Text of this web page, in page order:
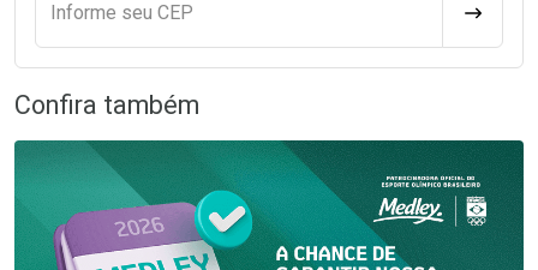
Informe seu CEP
Confira também